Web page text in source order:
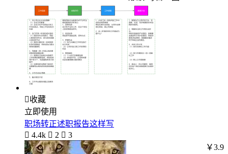
收藏
立即使用
职场转正述职报告这样写
 4.4k  2  3
￥3.9